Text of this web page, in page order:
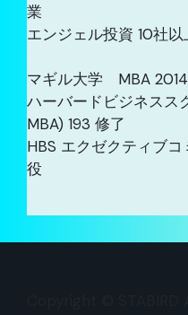
業
エンジェル投資 10社以
マギル大学 MBA
ハーバードビジネスス
MBA) 193 修了
HBS エクゼクティブ
役